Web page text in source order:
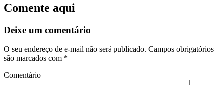
Comente aqui
Deixe um comentário
O seu endereço de e-mail não será publicado. Campos obrigatórios
são marcados com *
Comentário